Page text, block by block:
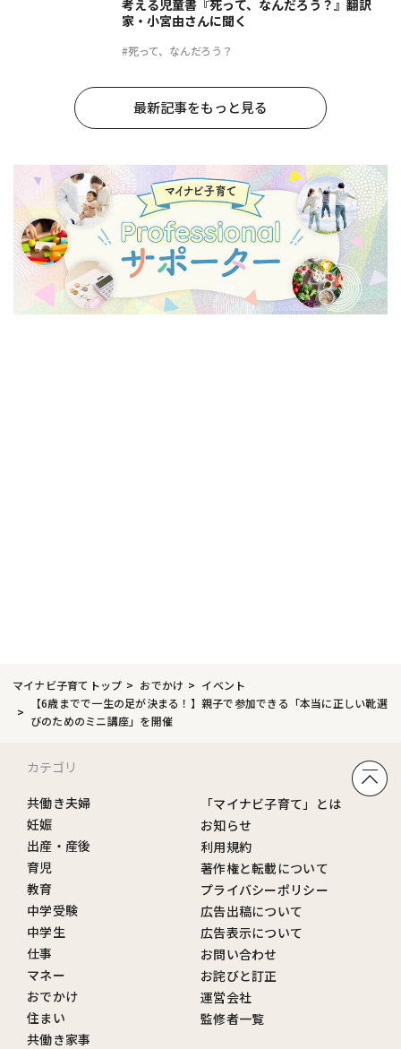
#死って、なんだろう？
考える児童書『死って、なんだろう？』翻訳
家・小宮由さんに聞く
最新記事をもっと見る
マイナビ子育てトップ おでかけ
イベント
【6歳までで一生の足が決まる！】親子で参加できる「本当に正しい靴選
びのためのミニ講座」を開催
カテゴリ
共働き夫婦
妊娠
出産・産後
育児
教育
中学受験
中学生
仕事
マネー
おでかけ
住まい
共働き家事
「マイナビ子育て」とは
お知らせ
利用規約
著作権と転載について
プライバシーポリシー
広告出稿について
広告表示について
お問い合わせ
お詫びと訂正
運営会社
監修者一覧